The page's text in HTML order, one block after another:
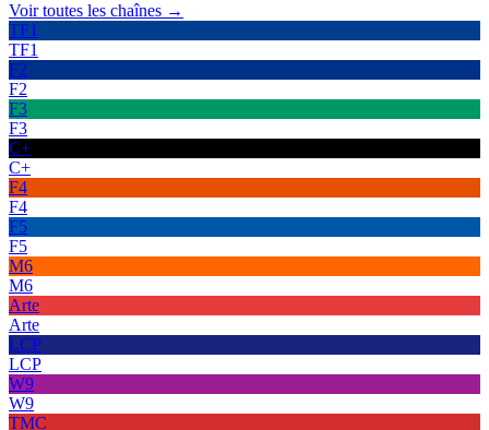
Voir toutes les chaînes →
TF1
TF1
F2
F2
F3
F3
C+
C+
F4
F4
F5
F5
M6
M6
Arte
Arte
LCP
LCP
W9
W9
TMC